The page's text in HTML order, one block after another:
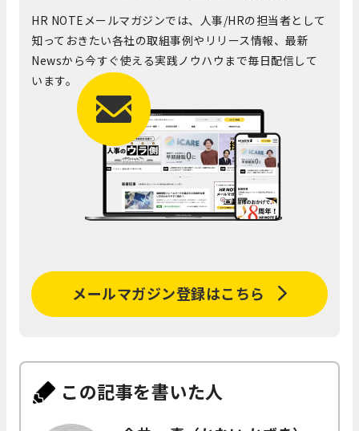
HR NOTEメールマガジンでは、人事/HRの担当者として
知っておきたい各社の取組事例やリリース情報、最新
Newsから今すぐ使える実践ノウハウまで毎日配信して
います。
メールマガジン登録はこちら
この記事を書いた人